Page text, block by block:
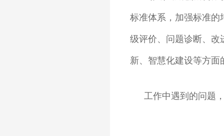
标准体系，加强标准的
级评价、问题诊断、改
新、智慧化建设等方
工作中遇到的问题